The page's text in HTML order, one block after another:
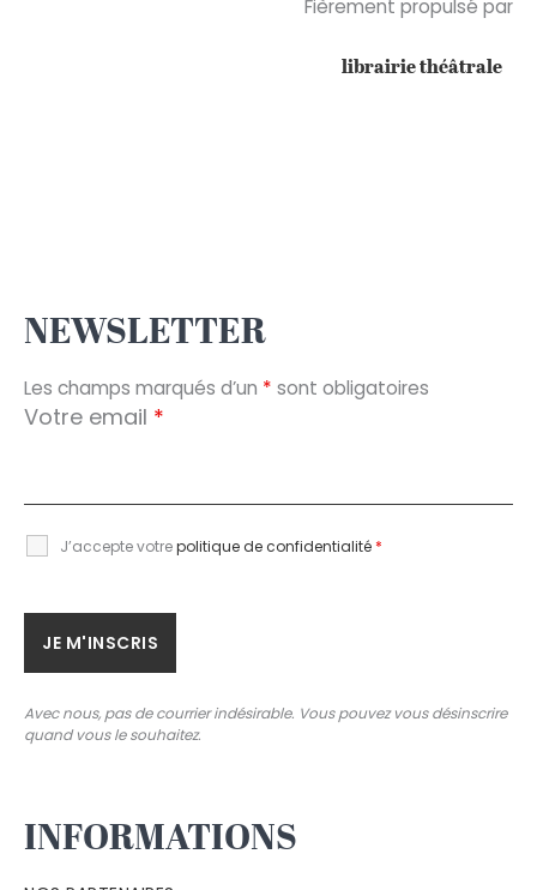
Fièrement propulsé par
librairie théâtrale
NEWSLETTER
Les champs marqués d’un * sont obligatoires
Votre email *
J’accepte votrepolitique de confidentialité *
Avec nous, pas de courrier indésirable. Vous pouvez vous désinscrire
quand vous le souhaitez.
INFORMATIONS